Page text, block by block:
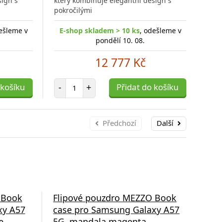
v
pokročilými
E-shop skladem > 10 ks, odešleme v
pondělí 10. 08.
12 777 Kč
- Počet položek
+ Přidat do košíku
Předchozí Další
A57
Flipové pouzdro MEZZO Book
case pro Samsung Galaxy A57